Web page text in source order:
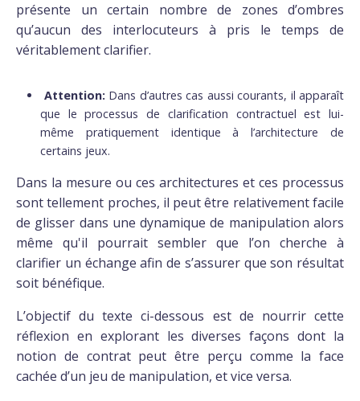
présente un certain nombre de zones d’ombres
qu’aucun des interlocuteurs à pris le temps de
véritablement clarifier.
Attention: Dans d’autres cas aussi courants, il apparaît
que le processus de clarification contractuel est lui-
même pratiquement identique à l’architecture de
certains jeux.
Dans la mesure ou ces architectures et ces processus
sont tellement proches, il peut être relativement facile
de glisser dans une dynamique de manipulation alors
même qu'il pourrait sembler que l’on cherche à
clarifier un échange afin de s’assurer que son résultat
soit bénéfique.
L’objectif du texte ci-dessous est de nourrir cette
réflexion en explorant les diverses façons dont la
notion de contrat peut être perçu comme la face
cachée d’un jeu de manipulation, et vice versa.